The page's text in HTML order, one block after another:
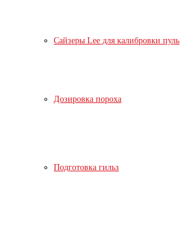
Сайзеры Lee для калибровки пуль
Дозировка пороха
Подготовка гильз